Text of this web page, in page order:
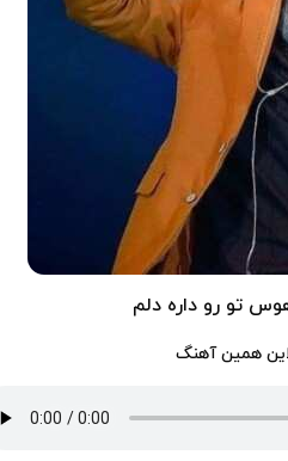
تو رو داره دلم
همین آهنگ